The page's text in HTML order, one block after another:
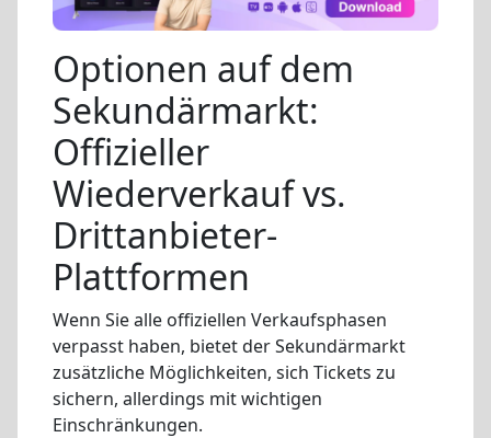
Optionen auf dem
Sekundärmarkt:
Offizieller
Wiederverkauf vs.
Drittanbieter-
Plattformen
Wenn Sie alle offiziellen Verkaufsphasen
verpasst haben, bietet der Sekundärmarkt
zusätzliche Möglichkeiten, sich Tickets zu
sichern, allerdings mit wichtigen
Einschränkungen.